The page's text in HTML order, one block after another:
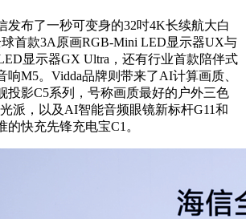
发布了一秒可变身的32吋4K长续航大白
首款3A原画RGB-Mini LED显示器UX与
显示器GX Ultra，还有行业首款陪伴式
响M5。Vidda品牌则带来了AI计算画质、
投影C5系列，号称画质最好的户外三色
派，以及AI智能音频眼镜新标杆G11和
快充先锋充电宝C1。